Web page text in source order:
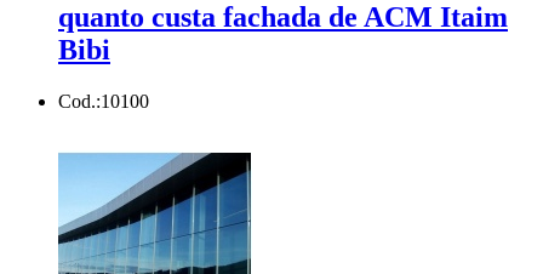
quanto custa fachada de ACM Itaim
Bibi
Cod.:10100